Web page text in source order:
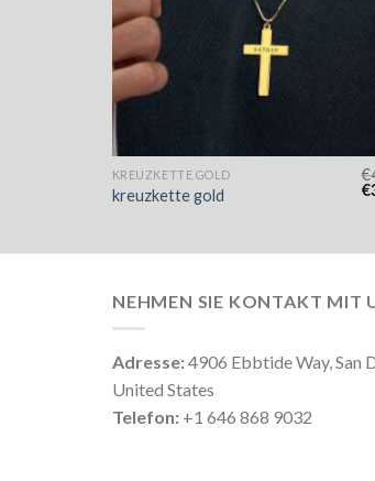
KREUZKETTE GOLD
kreuzkette gold
€
€
NEHMEN SIE KONTAKT MIT
Adresse:4906 Ebbtide Way, San
United States
Telefon: +1 646 868 9032